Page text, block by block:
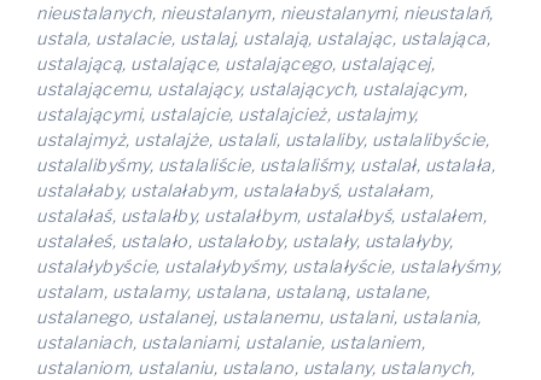
nieustalanych, nieustalanym, nieustalanymi, nieustalań,
ustala, ustalacie, ustalaj, ustalają, ustalając, ustalająca,
ustalającą, ustalające, ustalającego, ustalającej,
ustalającemu, ustalający, ustalających, ustalającym,
ustalającymi, ustalajcie, ustalajcież, ustalajmy,
ustalajmyż, ustalajże, ustalali, ustalaliby, ustalalibyście,
ustalalibyśmy, ustalaliście, ustalaliśmy, ustalał, ustalała,
ustalałaby, ustalałabym, ustalałabyś, ustalałam,
ustalałaś, ustalałby, ustalałbym, ustalałbyś, ustalałem,
ustalałeś, ustalało, ustalałoby, ustalały, ustalałyby,
ustalałybyście, ustalałybyśmy, ustalałyście, ustalałyśmy,
ustalam, ustalamy, ustalana, ustalaną, ustalane,
ustalanego, ustalanej, ustalanemu, ustalani, ustalania,
ustalaniach, ustalaniami, ustalanie, ustalaniem,
ustalaniom, ustalaniu, ustalano, ustalany, ustalanych,